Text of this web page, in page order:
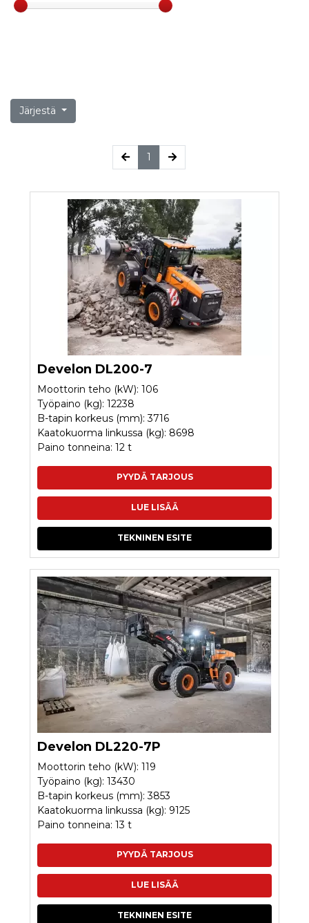
Järjestä
1 (current)
Develon DL200-7
Moottorin teho (kW): 106
Työpaino (kg): 12238
B-tapin korkeus (mm): 3716
Kaatokuorma linkussa (kg): 8698
Paino tonneina: 12 t
PYYDÄ TARJOUS
LUE LISÄÄ
TEKNINEN ESITE
Develon DL220-7P
Moottorin teho (kW): 119
Työpaino (kg): 13430
B-tapin korkeus (mm): 3853
Kaatokuorma linkussa (kg): 9125
Paino tonneina: 13 t
PYYDÄ TARJOUS
LUE LISÄÄ
TEKNINEN ESITE